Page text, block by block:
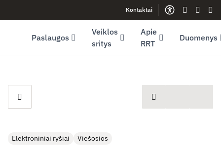
Youtube (opens in new window)Kontaktai
Gestų
Paslaugos
Veiklos
sritys
Apie
RRT
Duomenys
spausdinti
Elektroniniai ryšiai Viešosios